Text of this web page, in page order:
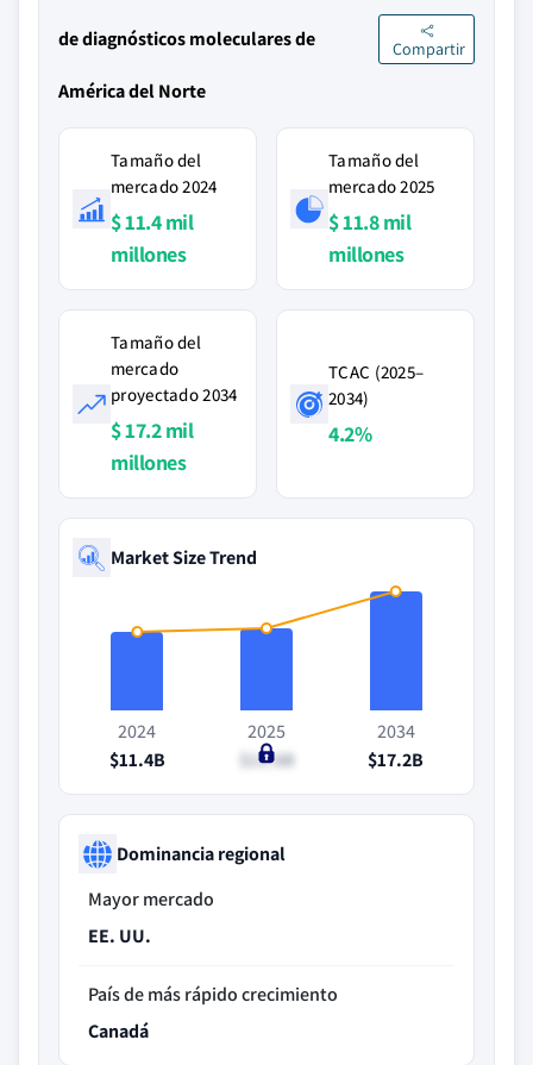
de diagnósticos moleculares de
América del Norte
Compartir
Tamaño del
mercado 2024
$ 11.4 mil
millones
Tamaño del
mercado 2025
$ 11.8 mil
millones
Tamaño del
mercado
proyectado 2034
$ 17.2 mil
millones
TCAC (2025–
2034)
4.2%
Market Size Trend
2024
$11.4B
2025
$11.8B
2034
$17.2B
Dominancia regional
Mayor mercado
EE. UU.
País de más rápido crecimiento
Canadá